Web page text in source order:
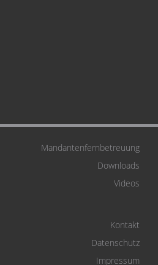
Mandantenfernbetreuung
Downloads
Videos
Kontakt
Datenschutz
Impressum